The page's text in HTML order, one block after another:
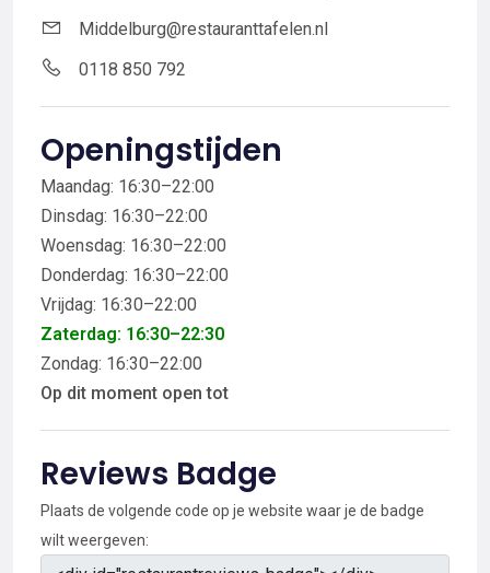
Middelburg@restauranttafelen.nl
0118 850 792
Openingstijden
Maandag: 16:30–22:00
Dinsdag: 16:30–22:00
Woensdag: 16:30–22:00
Donderdag: 16:30–22:00
Vrijdag: 16:30–22:00
Zaterdag: 16:30–22:30
Zondag: 16:30–22:00
Op dit moment open tot
Reviews Badge
Plaats de volgende code op je website waar je de badge
wilt weergeven: